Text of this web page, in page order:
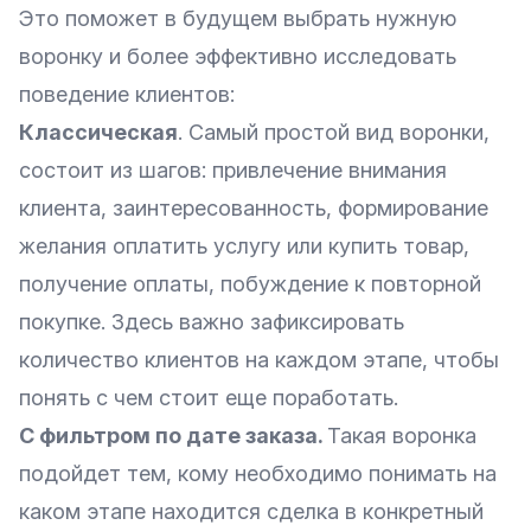
Это поможет в будущем выбрать нужную
воронку и более эффективно исследовать
поведение клиентов:
Классическая. Самый простой вид воронки,
состоит из шагов: привлечение внимания
клиента, заинтересованность, формирование
желания оплатить услугу или купить товар,
получение оплаты, побуждение к повторной
покупке. Здесь важно зафиксировать
количество клиентов на каждом этапе, чтобы
понять с чем стоит еще поработать.
С фильтром по дате заказа. Такая воронка
подойдет тем, кому необходимо понимать на
каком этапе находится сделка в конкретный